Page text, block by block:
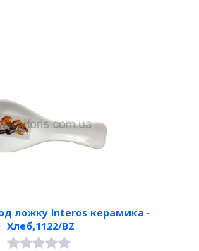
ложку Interos керамика -
Хлеб,1122/BZ